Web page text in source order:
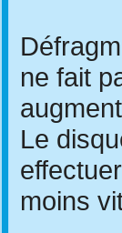
ne fait
Le
moins